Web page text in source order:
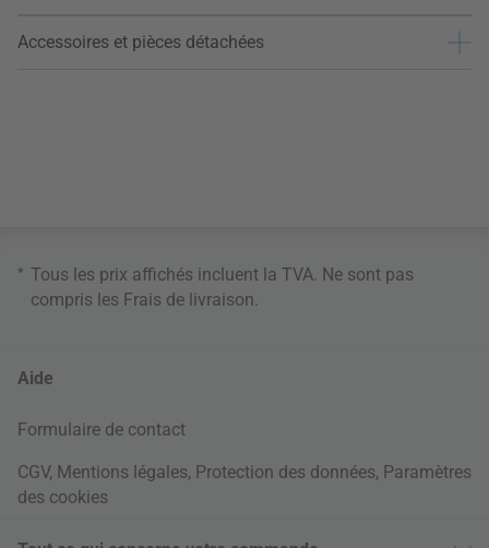
Accessoires et pièces détachées
* Tous les prix affichés incluent la TVA. Ne sont pas
compris les Frais de livraison
Aide
Formulaire de contact
CGV, Mentions légales, Protection des données, Paramètres
des cookies